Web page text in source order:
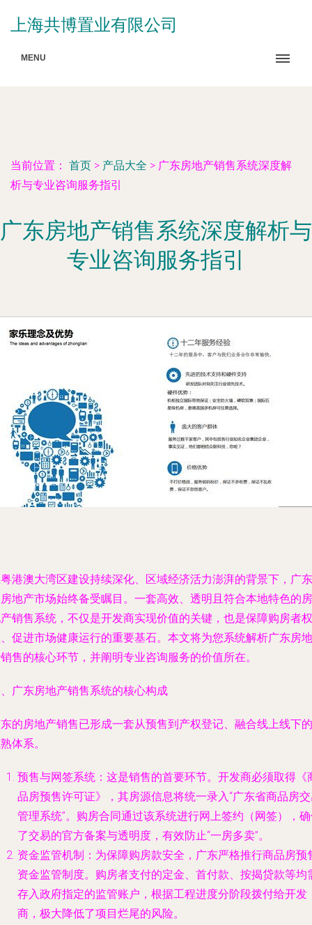
上海共博置业有限公司
MENU
当前位置： 首页 > 产品大全 > 广东房地产销售系统深度解
析与专业咨询服务指引
广东房地产销售系统深度解析与
专业咨询服务指引
港澳大湾区建设持续深化、区域经济活力澎湃的背景下，广东
地产市场始终备受瞩目。一套高效、透明且符合本地特色的房
销售系统，不仅是开发商实现价值的关键，也是保障购房者权
促进市场健康运行的重要基石。本文将为您系统解析广东房地
售的核心环节，并阐明专业咨询服务的价值所在。
广东房地产销售系统的核心构成
的房地产销售已形成一套从预售到产权登记、融合线上线下的
体系。
预售与网签系统 ：这是销售的首要环节。开发商必须取得《
品房预售许可证》，其房源信息将统一录入“广东省商品房
管理系统”。购房合同通过该系统进行网上签约（网签），
了交易的官方备案与透明度，有效防止“一房多卖”。
资金监管机制 ：为保障购房款安全，广东严格推行商品房预
资金监管制度。购房者支付的定金、首付款、按揭贷款等均
存入政府指定的监管账户，根据工程进度分阶段拨付给开发
商，极大降低了项目烂尾的风险。